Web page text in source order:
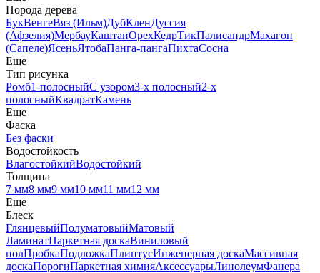
Порода дерева
БукВенгеВяз (Ильм)ДубКленДуссия
(Афзелия)МербауКаштанОрехКедрТикПалисандрМахагон
(Сапеле)ЯсеньЯтобаПанга-пангаПихтаСосна
Еще
Тип рисунка
Ромб1-полосныйС узором3-х полосный2-х
полосныйКвадратКамень
Еще
Фаска
Без фаски
Водостойкость
ВлагостойкийВодостойкий
Толщина
7 мм8 мм9 мм10 мм11 мм12 мм
Еще
Блеск
ГлянцевыйПолуматовыйМатовый
ЛаминатПаркетная доскаВиниловый
полПробкаПодложкаПлинтусИнженерная доскаМассивная
доскаПорогиПаркетная химияАксессуарыЛинолеумФанера